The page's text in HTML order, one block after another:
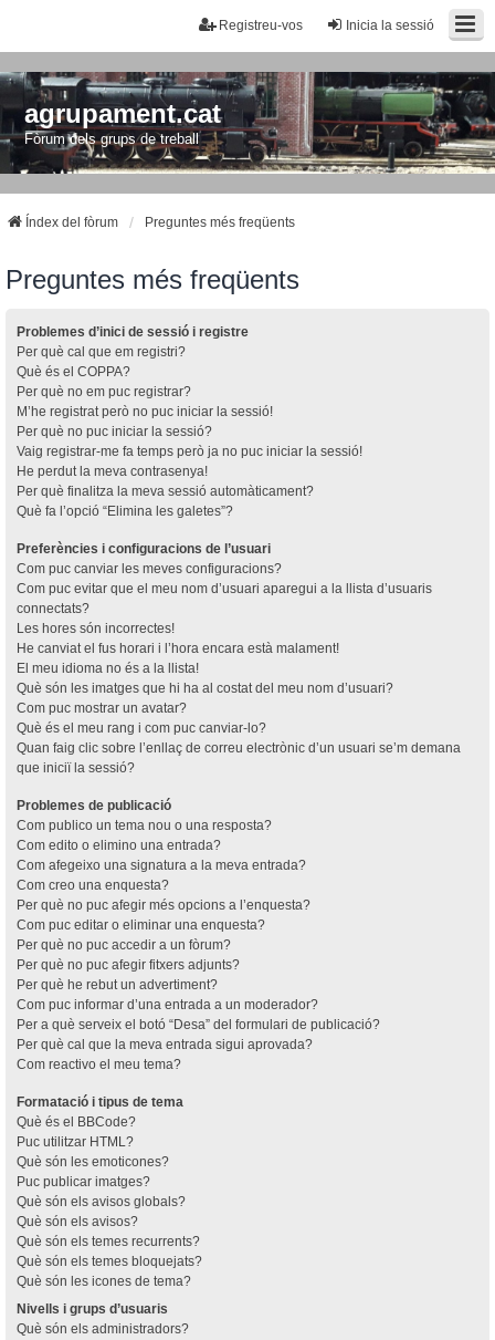
Inicia la sessió
Registreu-vos
agrupament.cat
Fòrum dels grups de treball
Índex del fòrum Preguntes més freqüents
Preguntes més freqüents
Problemes d’inici de sessió i registre
Per què cal que em registri?
Què és el COPPA?
Per què no em puc registrar?
M’he registrat però no puc iniciar la sessió!
Per què no puc iniciar la sessió?
Vaig registrar-me fa temps però ja no puc iniciar la sessió!
He perdut la meva contrasenya!
Per què finalitza la meva sessió automàticament?
Què fa l’opció “Elimina les galetes”?
Preferències i configuracions de l’usuari
Com puc canviar les meves configuracions?
Com puc evitar que el meu nom d’usuari aparegui a la llista d’usuaris
connectats?
Les hores són incorrectes!
He canviat el fus horari i l’hora encara està malament!
El meu idioma no és a la llista!
Què són les imatges que hi ha al costat del meu nom d’usuari?
Com puc mostrar un avatar?
Què és el meu rang i com puc canviar-lo?
Quan faig clic sobre l’enllaç de correu electrònic d’un usuari se’m demana
que iniciï la sessió?
Problemes de publicació
Com publico un tema nou o una resposta?
Com edito o elimino una entrada?
Com afegeixo una signatura a la meva entrada?
Com creo una enquesta?
Per què no puc afegir més opcions a l’enquesta?
Com puc editar o eliminar una enquesta?
Per què no puc accedir a un fòrum?
Per què no puc afegir fitxers adjunts?
Per què he rebut un advertiment?
Com puc informar d’una entrada a un moderador?
Per a què serveix el botó “Desa” del formulari de publicació?
Per què cal que la meva entrada sigui aprovada?
Com reactivo el meu tema?
Formatació i tipus de tema
Què és el BBCode?
Puc utilitzar HTML?
Què són les emoticones?
Puc publicar imatges?
Què són els avisos globals?
Què són els avisos?
Què són els temes recurrents?
Què són els temes bloquejats?
Què són les icones de tema?
Nivells i grups d’usuaris
Què són els administradors?